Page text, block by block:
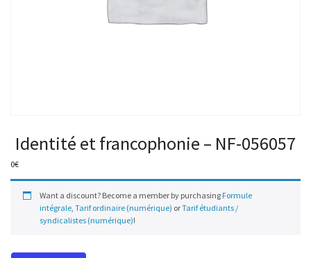
Identité et francophonie – NF-056057
0€
Want a discount? Become a member by purchasing Formule
intégrale, Tarif ordinaire (numérique) orTarif étudiants /
syndicalistes (numérique)!